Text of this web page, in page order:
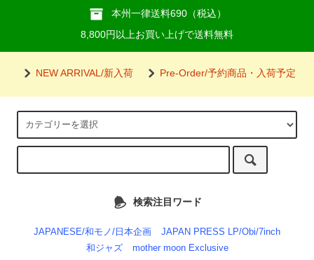
本州一律送料690（税込）
8,800円以上お買い上げで送料無料
NEW ARRIVAL/新入荷 Pre-Order/予約商品・入荷予定
検索注目ワード
JAPANESE/和モノ/日本企画
JAPAN PRESS LP/Obi/7inch
和ジャズ
mother moon Exclusive